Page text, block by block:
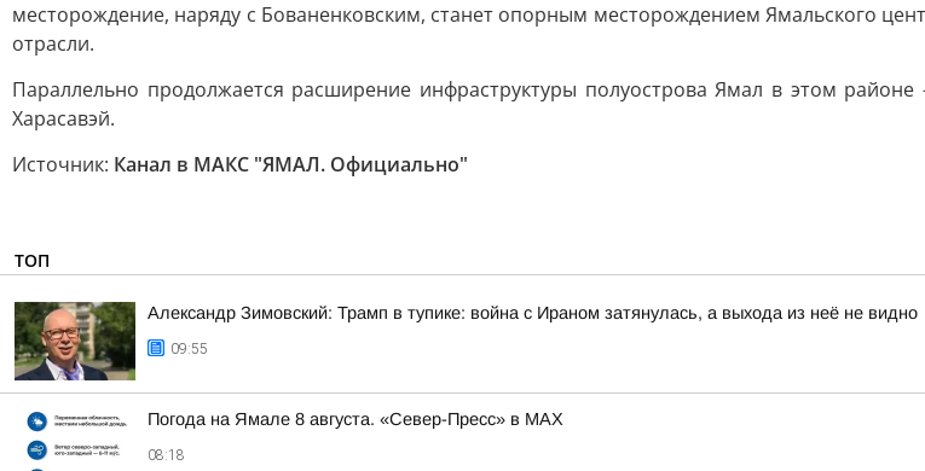
месторождение, наряду с Бованенковским, станет опорным месторождением Ямальского
отрасли.
Параллельно продолжается расширение инфраструктуры полуострова Ямал в этом районе
Харасавэй.
Источник: Канал в МАКС "ЯМАЛ. Официально"
ТОП
Александр Зимовский: Трамп в тупике: война с Ираном затянулась, а выхода из неё не видно
09:55
Погода на Ямале 8 августа. «Север-Пресс» в MAX
08:18